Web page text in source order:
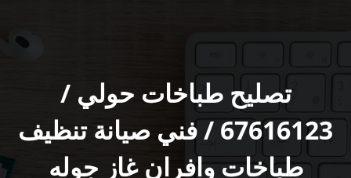
تصليح طباخات حولي /
67616123 / فني صيانة تنظيف
طباخات وافران غاز جوله